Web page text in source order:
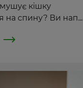
кішку
на спину? Ви нап...